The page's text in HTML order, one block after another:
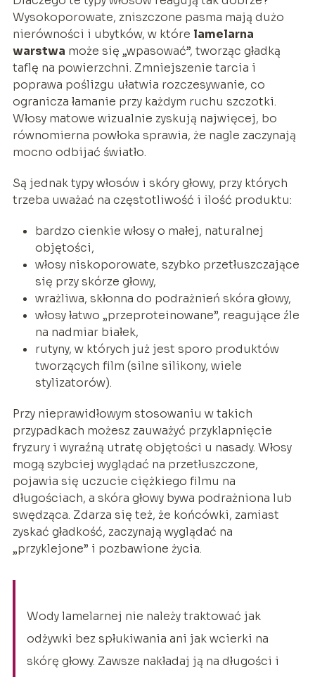
Wysokoporowate, zniszczone pasma mają dużo
nierówności i ubytków, w które lamelarna
warstwa może się „wpasować”, tworząc gładką
taflę na powierzchni. Zmniejszenie tarcia i
poprawa poślizgu ułatwia rozczesywanie, co
ogranicza łamanie przy każdym ruchu szczotki.
Włosy matowe wizualnie zyskują najwięcej, bo
równomierna powłoka sprawia, że nagle zaczynają
mocno odbijać światło.
Są jednak typy włosów i skóry głowy, przy których
trzeba uważać na częstotliwość i ilość produktu:
bardzo cienkie włosy o małej, naturalnej
objętości,
włosy niskoporowate, szybko przetłuszczające
się przy skórze głowy,
wrażliwa, skłonna do podrażnień skóra głowy,
włosy łatwo „przeproteinowane”, reagujące źle
na nadmiar białek,
rutyny, w których już jest sporo produktów
tworzących film (silne silikony, wiele
stylizatorów).
Przy nieprawidłowym stosowaniu w takich
przypadkach możesz zauważyć przyklapnięcie
fryzury i wyraźną utratę objętości u nasady. Włosy
mogą szybciej wyglądać na przetłuszczone,
pojawia się uczucie ciężkiego filmu na
długościach, a skóra głowy bywa podrażniona lub
swędząca. Zdarza się też, że końcówki, zamiast
zyskać gładkość, zaczynają wyglądać na
„przyklejone” i pozbawione życia.
Wody lamelarnej nie należy traktować jak
odżywki bez spłukiwania ani jak wcierki na
skórę głowy. Zawsze nakładaj ją na długości i